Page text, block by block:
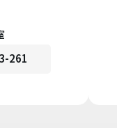
261